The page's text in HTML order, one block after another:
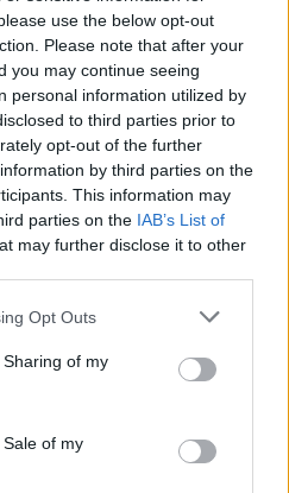
use the below opt-out
Please note that after your
you may continue seeing
personal information utilized by
to third parties prior to
opt-out of the further
by third parties on the
This information may
parties on the IAB’s List of
may further disclose it to other
Opt Outs
of my
of my
mais reconhecidas vozes
artista apresenta o seu
Guilhermina, onde cruza o
e assume pela primeira
como “Andorinhas” e
de um concerto que
espetáculo está já
Artave, sob direção
apresenta um Concerto
Ciclo promovido pela
Strauss II, Gustav Mahler
pensada para toda a